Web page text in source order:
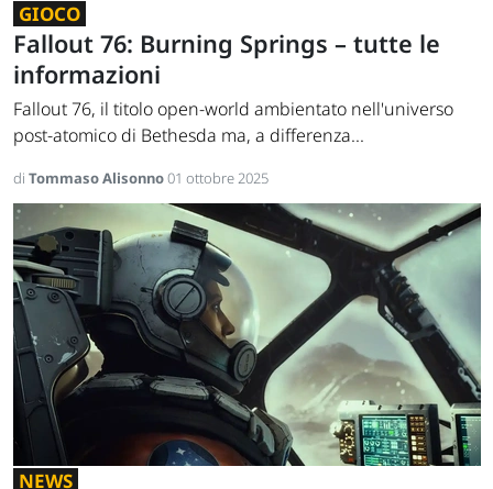
GIOCO
Fallout 76: Burning Springs – tutte le
informazioni
Fallout 76, il titolo open-world ambientato nell'universo
post-atomico di Bethesda ma, a differenza...
di Tommaso Alisonno01 ottobre 2025
NEWS